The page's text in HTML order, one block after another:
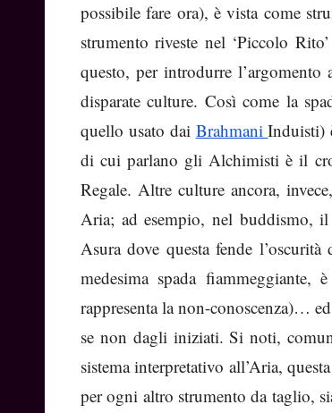
possibile fare ora), è vista come
strumento riveste nel ‘Piccolo
questo, per introdurre
disparate culture. Così come la
quello usato dai BrahmaniInduisti)
di cui parlano gli Alchimisti è il
Regale. Altre culture ancora,
Aria; ad esempio, nel buddismo,
Asura dove questa fende
medesima spada fiammeggiante,
rappresenta la non-conoscenza)…
se non dagli iniziati. Si noti,
sistema interpretativo all’Aria,
per ogni altro strumento da taglio,